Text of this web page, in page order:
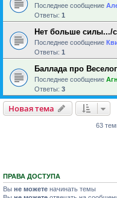
Последнее сообщение
Ответы: 1
Нет больше силы.../
Последнее сообщение
Ответы: 1
Баллада про
Последнее сообщение
Ответы: 3
Новая тема
63
ПРАВА ДОСТУПА
Вы не можете начинать темы